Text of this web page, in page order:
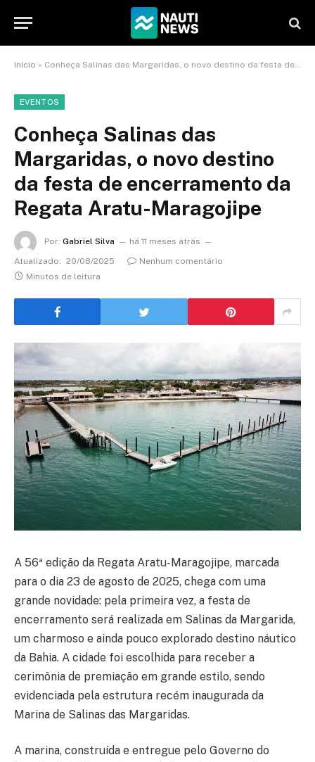
Início » Conheça Salinas das Margaridas, o novo destino da festa de encerramento da Regata Aratu-Maragojipe
EVENTOS
Conheça Salinas das
Margaridas, o novo destino
da festa de encerramento da
Regata Aratu-Maragojipe
Por: Gabriel Silva
há 11 meses atrás
Atualizado: 20/08/2025
Nenhum comentário
Minutos de leitura
A 56ª edição da Regata Aratu-Maragojipe, marcada
para o dia 23 de agosto de 2025, chega com uma
grande novidade: pela primeira vez, a festa de
encerramento será realizada em Salinas da Margarida,
um charmoso e ainda pouco explorado destino náutico
da Bahia. A cidade foi escolhida para receber a
cerimônia de premiação em grande estilo, sendo
evidenciada pela estrutura recém inaugurada da
Marina de Salinas das Margaridas.
A marina, construída e entregue pelo Governo do